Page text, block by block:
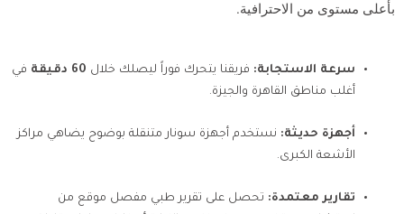
بأعلى مستوى من الاحترافية.
سرعة الاستجابة: فريقنا يتحرك فوراً ليصلك خلال 60 دقيقة
في
أغلب مناطق القاهرة والجيزة.
أجهزة حديثة: نستخدم أجهزة سونار متنقلة بوضوح يضاهي مراكز
الأشعة الكبرى.
تقارير معتمدة: تحصل على تقرير طبي مفصل موقع من